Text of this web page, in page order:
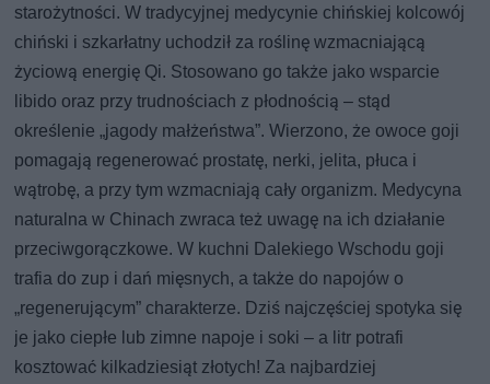
starożytności. W tradycyjnej medycynie chińskiej kolcowój
chiński i szkarłatny uchodził za roślinę wzmacniającą
życiową energię Qi. Stosowano go także jako wsparcie
libido oraz przy trudnościach z płodnością – stąd
określenie „jagody małżeństwa”. Wierzono, że owoce goji
pomagają regenerować prostatę, nerki, jelita, płuca i
wątrobę, a przy tym wzmacniają cały organizm. Medycyna
naturalna w Chinach zwraca też uwagę na ich działanie
przeciwgorączkowe. W kuchni Dalekiego Wschodu goji
trafia do zup i dań mięsnych, a także do napojów o
„regenerującym” charakterze. Dziś najczęściej spotyka się
je jako ciepłe lub zimne napoje i soki – a litr potrafi
kosztować kilkadziesiąt złotych! Za najbardziej